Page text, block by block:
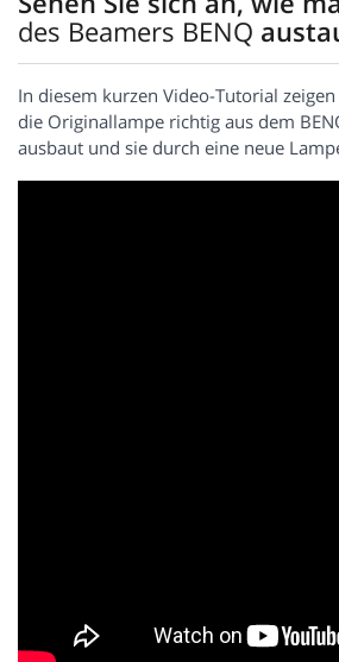
des Beamers BENQ
In diesem kurzen Video-Tutorial
die Originallampe richtig aus dem
ausbaut und sie durch eine neue